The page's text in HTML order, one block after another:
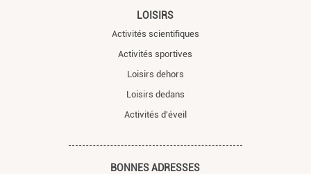
LOISIRS
Activités scientifiques
Activités sportives
Loisirs dehors
Loisirs dedans
Activités d'éveil
BONNES ADRESSES